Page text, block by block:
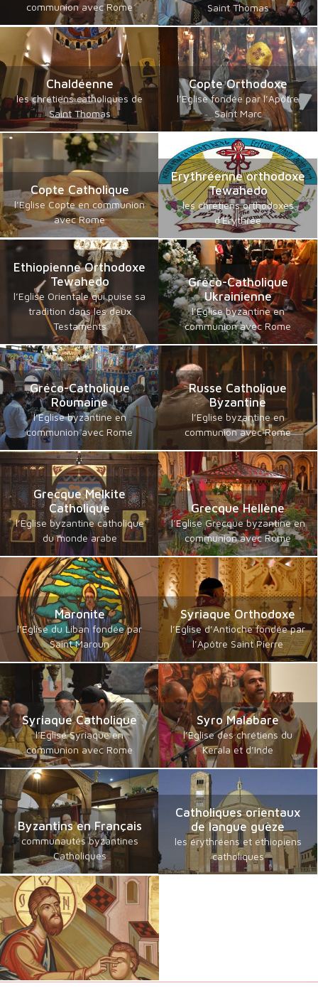
communion avec Rome
Saint Thomas
Chaldéenne
les chrétiens catholiques de
Saint Thomas
Copte Orthodoxe
l’Eglise fondée par l’Apôtre
Saint Marc
Copte Catholique
l’Eglise Copte en communion
avec Rome
Erythréenne orthodoxe
Tewahedo
les chrétiens orthodoxes
d'Erythrée
Ethiopienne Orthodoxe
Tewahedo
l’Eglise Orientale qui puise sa
tradition dans les deux
Testaments
Gréco-Catholique
Ukrainienne
l’Eglise byzantine en
communion avec Rome
Gréco-Catholique
Roumaine
l’Eglise byzantine en
communion avec Rome
Russe Catholique
Byzantine
l’Eglise byzantine en
communion avec Rome
Grecque Melkite
Catholique
l’Eglise byzantine catholique
du monde arabe
Grecque Hellène
l’Eglise Grecque byzantine en
communion avec Rome
Maronite
l’Eglise du Liban fondée par
Saint Maroun
Syriaque Orthodoxe
l’Eglise d’Antioche fondée par
l’Apôtre Saint Pierre
Syriaque Catholique
l’Eglise Syriaque en
communion avec Rome
Syro Malabare
l’Eglise des chrétiens du
Kerala et d’Inde
Byzantins en Français
communautés byzantines
Catholiques
Catholiques orientaux
de langue guèze
les érythréens et éthiopiens
catholiques